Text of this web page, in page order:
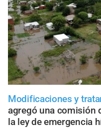
Modificaciones y
agregó una comisión
la ley de emergencia